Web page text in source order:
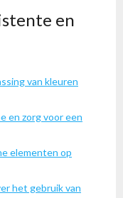
en
van kleuren
en zorg voor een
elementen op
het gebruik van